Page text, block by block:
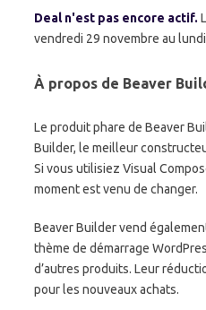
Deal n'est pas encore actif.
vendredi 29 novembre au
À propos de Beaver
Le produit phare de Beaver
Builder, le meilleur
Si vous utilisiez Visual
moment est venu de changer.
Beaver Builder vend
thème de démarrage
d’autres produits. Leur
pour les nouveaux achats.